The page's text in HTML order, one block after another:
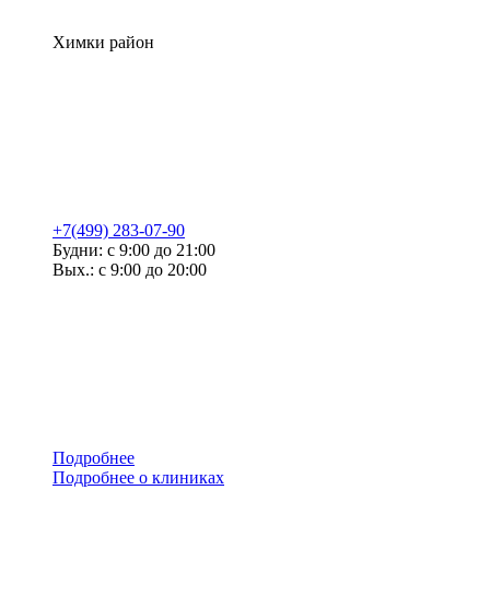
Химки район
+7(499) 283-07-90
Будни: с 9:00 до 21:00
Вых.: с 9:00 до 20:00
Подробнее
Подробнее о клиниках